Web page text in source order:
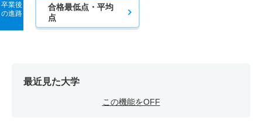
卒業後
の進路
合格最低点・平均
点
最近見た大学
この機能をOFF